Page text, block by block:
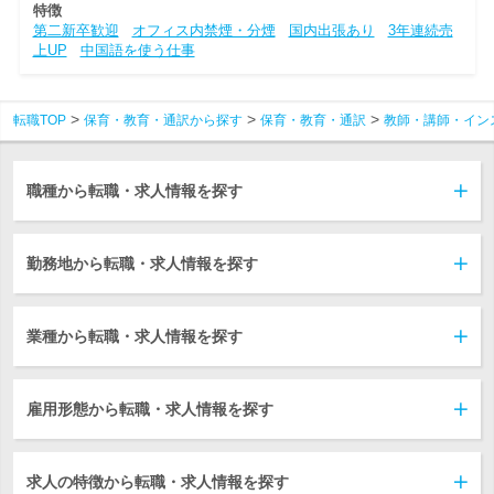
特徴
第二新卒歓迎
オフィス内禁煙・分煙 国内出張あり
3年連続売
上UP
中国語を使う仕事
転職TOP 保育・教育・通訳から探す 保育・教育・通訳 教師・講師・イン
職種から転職・求人情報を探す
勤務地から転職・求人情報を探す
業種から転職・求人情報を探す
雇用形態から転職・求人情報を探す
求人の特徴から転職・求人情報を探す